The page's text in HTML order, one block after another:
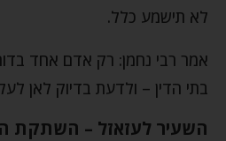
לא תישמע כלל.
אמר רבי נחמן: רק אדם אחד
בתי הדין – ולדעת בדיוק לאן
השעיר לעזאזל – השתקת